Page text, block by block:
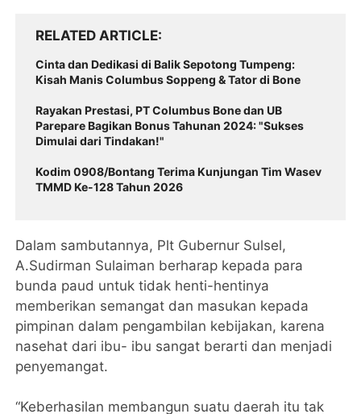
RELATED ARTICLE
Cinta dan Dedikasi di Balik Sepotong Tumpeng:
Kisah Manis Columbus Soppeng & Tator di Bone
Rayakan Prestasi, PT Columbus Bone dan UB
Parepare Bagikan Bonus Tahunan 2024: "Sukses
Dimulai dari Tindakan!"
Kodim 0908/Bontang Terima Kunjungan Tim Wasev
TMMD Ke-128 Tahun 2026
Dalam sambutannya, Plt Gubernur Sulsel,
A.Sudirman Sulaiman berharap kepada para
bunda paud untuk tidak henti-hentinya
memberikan semangat dan masukan kepada
pimpinan dalam pengambilan kebijakan, karena
nasehat dari ibu- ibu sangat berarti dan menjadi
penyemangat.
“Keberhasilan membangun suatu daerah itu tak